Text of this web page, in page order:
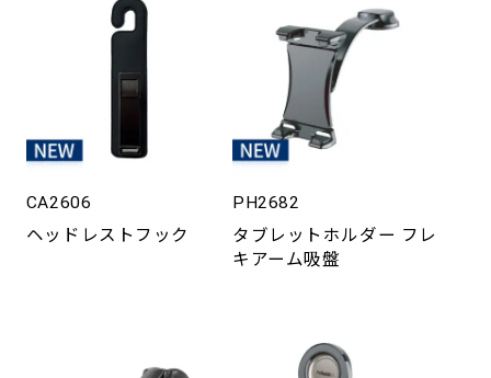
CA2606
ヘッドレストフック
PH2682
タブレットホルダー フレ
キアーム吸盤